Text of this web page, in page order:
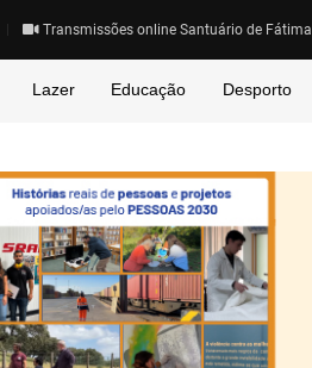
Transmissões online Santuário de Fátima
Lazer Educação Desporto